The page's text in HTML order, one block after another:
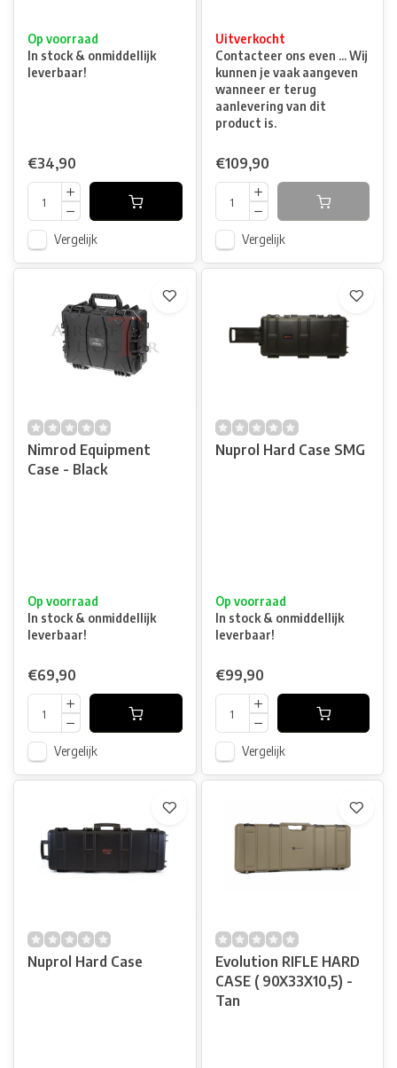
Op voorraad
In stock & onmiddellijk
leverbaar!
€34,90
Vergelijk
Uitverkocht
Contacteer ons even ... Wij
kunnen je vaak aangeven
wanneer er terug
aanlevering van dit
product is.
€109,90
Vergelijk
Nimrod Equipment
Case - Black
Op voorraad
In stock & onmiddellijk
leverbaar!
€69,90
Vergelijk
Nuprol Hard Case SMG
Op voorraad
In stock & onmiddellijk
leverbaar!
€99,90
Vergelijk
Nuprol Hard Case
Evolution RIFLE HARD
CASE ( 90X33X10,5) -
Tan